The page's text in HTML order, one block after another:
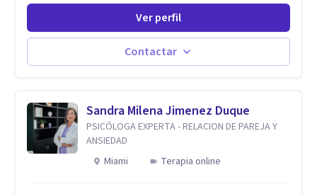
de experiencia, constantemente capacitandose en las
diferntes areas de la Salud Mental.
Ver perfil
Contactar
Sandra Milena Jimenez Duque
PSICÓLOGA EXPERTA - RELACION DE PAREJA Y
ANSIEDAD
Miami
Terapia online